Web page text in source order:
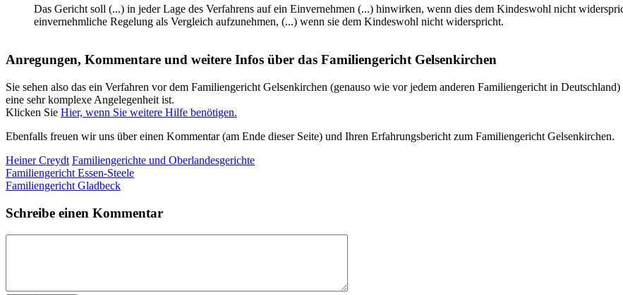
Das Gericht soll (...) in jeder Lage des Verfahrens auf ein Einvernehmen (...) hinwirken, wenn dies dem Kindeswohl nicht
einvernehmliche Regelung als Vergleich aufzunehmen, (...) wenn sie dem Kindeswohl nicht widerspricht.
Anregungen, Kommentare und weitere Infos über das Familiengericht Gelsenkirchen
Sie sehen also das ein Verfahren vor dem Familiengericht Gelsenkirchen (genauso wie vor jedem anderen Familiengericht in Deutschland)
eine sehr komplexe Angelegenheit ist.
Klicken Sie Hier, wenn Sie weitere Hilfe benötigen.
Ebenfalls freuen wir uns über einen Kommentar (am Ende dieser Seite) und Ihren Erfahrungsbericht zum Familiengericht Gelsenkirchen.
Heiner Creydt Familiengerichte und Oberlandesgerichte
Familiengericht Essen-Steele
Familiengericht Gladbeck
Schreibe einen Kommentar